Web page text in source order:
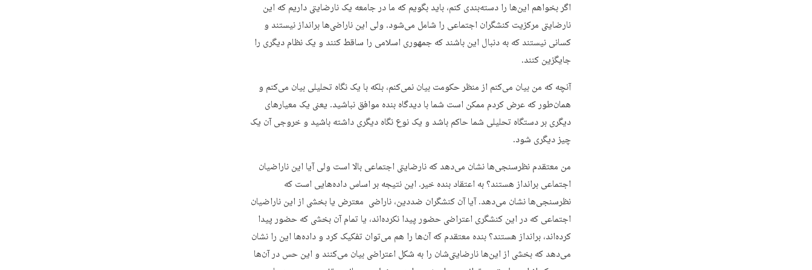
اگر بخواهم این‌ها را دسته‌بندی کنم، باید بگویم که ما در جامعه یک نارضایتی داریم که این
نارضایتی مرکزیت کنشگران اجتماعی را شامل می‌شود. ولی این ناراضی‌ها برانداز نیستند و
کسانی نیستند که به دنبال این باشند که جمهوری اسلامی را ساقط کنند و یک نظام دیگری را
جایگزین کنند.
آنچه که من بیان می‌کنم از منظر حکومت بیان نمی‌کنم، بلکه با یک نگاه تحلیلی بیان می‌کنم و
همان‌طور که عرض کردم ممکن است شما با دیدگاه بنده موافق نباشید. یعنی یک معیار‌های
دیگری بر دستگاه تحلیلی شما حاکم باشد و یک نوع نگاه دیگری داشته باشید و خروجی آن یک
چیز دیگری شود.
من معتقدم نظرسنجی‌ها نشان می‌دهد که نارضایتی اجتماعی بالا است ولی آیا این ناراضیان
اجتماعی برانداز هستند؟ به اعتقاد بنده خیر. این نتیجه بر اساس داده‌هایی است که
نظرسنجی‌ها نشان می‌دهد. آیا آن کنشگران ضددین، ناراضی معترض یا بخشی از این ناراضیان
اجتماعی که در این کنشگری اعتراضی حضور پیدا نکرده‌اند، یا تمام آن بخشی که حضور پیدا
کرده‌اند، برانداز هستند؟ بنده معتقدم که آن‌ها را هم می‌توان تفکیک کرد و داده‌ها این را نشان
می‌دهد که بخشی از این‌ها نارضایتی‌شان را به شکل اعتراضی بیان می‌کنند و این حس در آن‌ها